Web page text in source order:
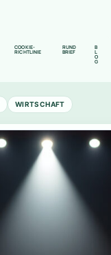
COOKIE-
RICHTLINIE
RUND
BRIEF
B
L
O
G
WIRTSCHAFT